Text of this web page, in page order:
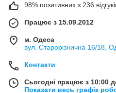
98% позитивних з 236
Працює з 15.09.2012
м. Одеса
вул. Старорізнична 16/18,
Контакти
Сьогодні працює з 10:00
Показати весь графік